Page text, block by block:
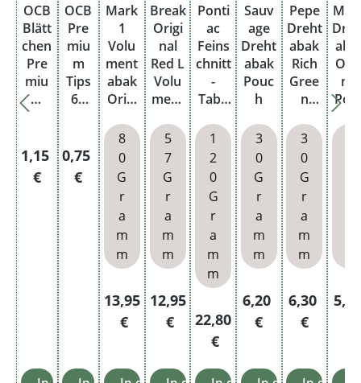
OCB
Blätt
chen
Pre
miu
m
Blac
Kurz
No 4
Dou
Regulärer Preis:
1,15
€
OCB
Pre
miu
m
Tips
60
mm
50
Blatt
Regulärer Preis:
0,75
€
Mark
1
Volu
ment
abak
Origi
Gold
M
Dose
8
0
G
r
a
m
m
Regulärer Preis:
13,95
€
Break
Origi
nal
Red L
Volu
ment
Dose
5
7
G
r
a
m
m
Regulärer Preis:
12,95
€
Ponti
ac
Feins
chnitt
-
Taba
Amer
ican
Blend
Dose
1
2
0
G
r
a
m
m
Regulärer Preis:
22,80
€
Sauv
age
Dreht
abak
Pouc
h
3
0
G
r
a
m
m
Regulärer Preis:
6,20
€
Pepe
Dreht
abak
Rich
Gree
n
h
3
0
G
r
a
m
m
Regulärer
6,30
€
nal